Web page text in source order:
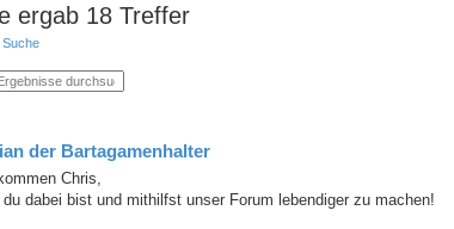
ergab 18 Treffer
Suche
der Bartagamenhalter
Chris,
dabei bist und mithilfst unser Forum lebendiger zu machen!